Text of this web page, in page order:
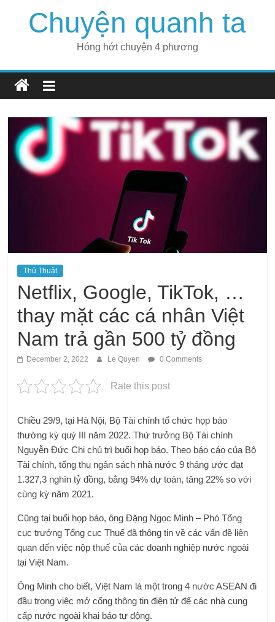
Chuyện quanh ta
Hóng hớt chuyện 4 phương
Thủ Thuật
Netflix, Google, TikTok, …
thay mặt các cá nhân Việt
Nam trả gần 500 tỷ đồng
December 2, 2022 Le Quyen 0 Comments
Rate this post
Chiều 29/9, tại Hà Nội, Bộ Tài chính tổ chức họp báo
thường kỳ quý III năm 2022. Thứ trưởng Bộ Tài chính
Nguyễn Đức Chi chủ trì buổi họp báo. Theo báo cáo của Bộ
Tài chính, tổng thu ngân sách nhà nước 9 tháng ước đạt
1.327,3 nghìn tỷ đồng, bằng 94% dự toán, tăng 22% so với
cùng kỳ năm 2021.
Cũng tại buổi họp báo, ông Đặng Ngọc Minh – Phó Tổng
cục trưởng Tổng cục Thuế đã thông tin về các vấn đề liên
quan đến việc nộp thuế của các doanh nghiệp nước ngoài
tại Việt Nam.
Ông Minh cho biết, Việt Nam là một trong 4 nước ASEAN đi
đầu trong việc mở cổng thông tin điện tử để các nhà cung
cấp nước ngoài khai báo tự động.